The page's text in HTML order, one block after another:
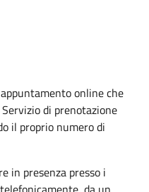
online che
di prenotazione
il proprio numero di
in presenza presso i